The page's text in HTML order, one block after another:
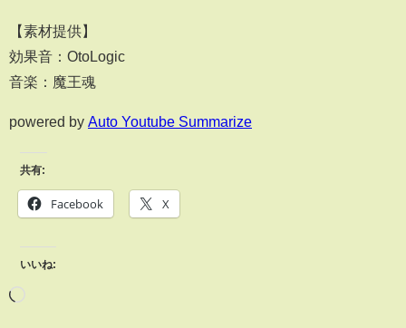
【素材提供】
効果音：OtoLogic
音楽：魔王魂
powered by Auto Youtube Summarize
共有:
Facebook X
いいね: